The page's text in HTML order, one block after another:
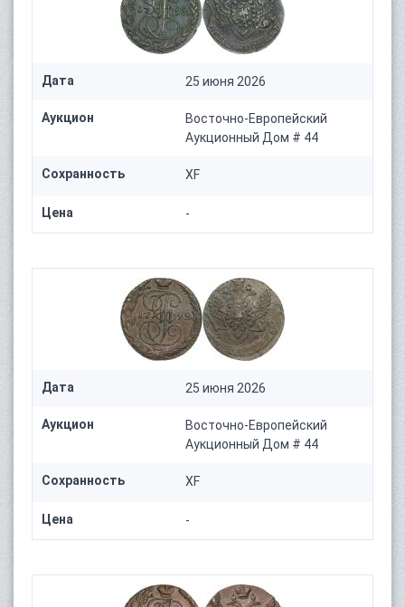
Дата 25 июня 2026
Аукцион
Восточно-Европейский
Аукционный Дом # 44
Сохранность XF
Цена -
Дата 25 июня 2026
Аукцион
Восточно-Европейский
Аукционный Дом # 44
Сохранность XF
Цена -